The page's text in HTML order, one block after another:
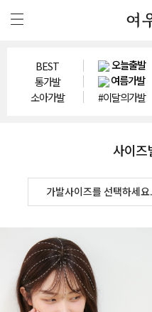
BEST 오늘출발
통가발
여름가발
소아가발
#이달의가발
사이즈
가발사이즈를 선택하세요.